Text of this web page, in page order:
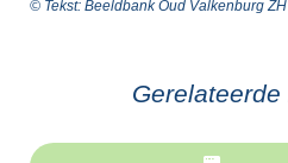
© Tekst: Beeldbank Oud Valkenburg ZH